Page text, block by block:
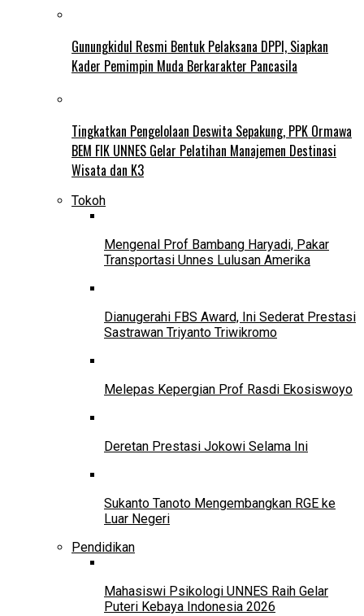
Gunungkidul Resmi Bentuk Pelaksana DPPI, Siapkan
Kader Pemimpin Muda Berkarakter Pancasila
Tingkatkan Pengelolaan Deswita Sepakung, PPK Ormawa
BEM FIK UNNES Gelar Pelatihan Manajemen Destinasi
Wisata dan K3
Tokoh
Mengenal Prof Bambang Haryadi, Pakar
Transportasi Unnes Lulusan Amerika
Dianugerahi FBS Award, Ini Sederat Prestasi
Sastrawan Triyanto Triwikromo
Melepas Kepergian Prof Rasdi Ekosiswoyo
Deretan Prestasi Jokowi Selama Ini
Sukanto Tanoto Mengembangkan RGE ke
Luar Negeri
Pendidikan
Mahasiswi Psikologi UNNES Raih Gelar
Puteri Kebaya Indonesia 2026